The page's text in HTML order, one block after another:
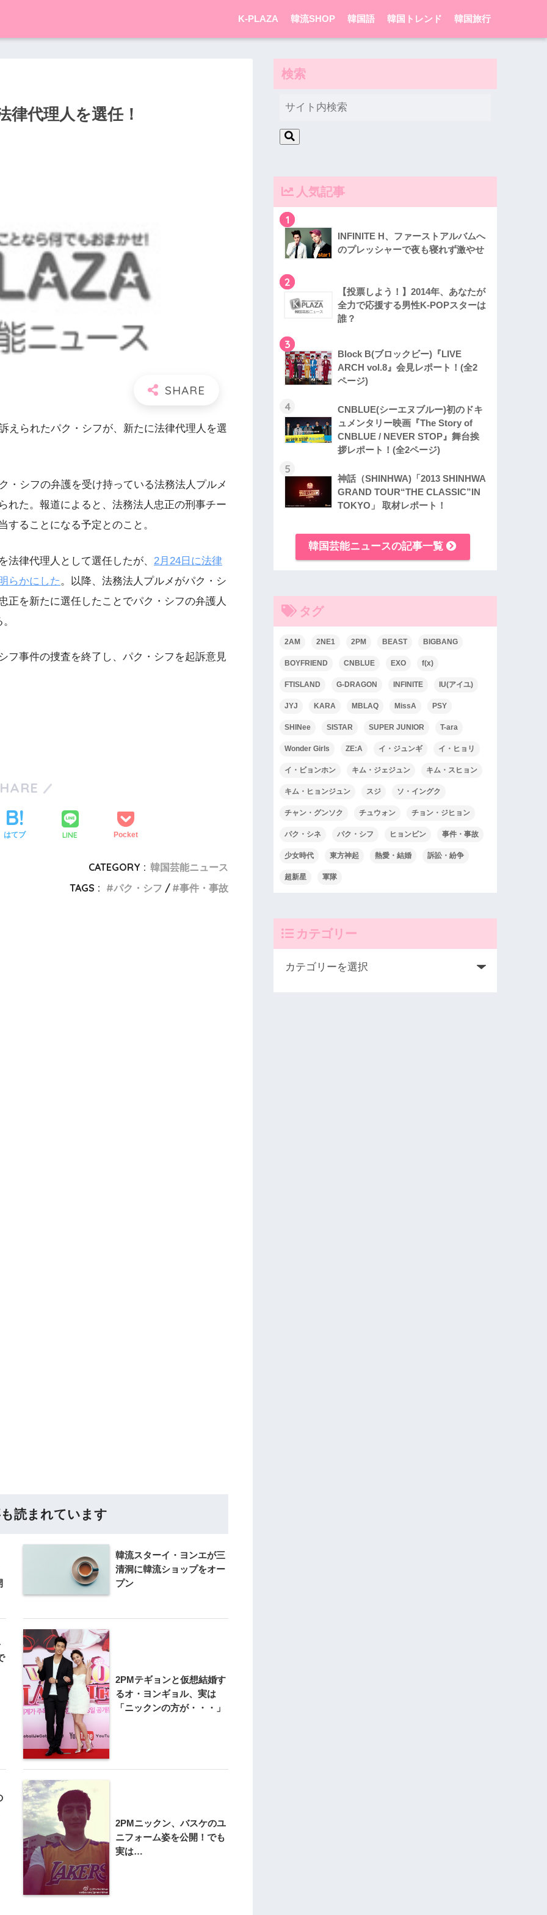
K-PLAZA 韓流SHOP 韓国語 韓国トレンド 韓国旅行
律代理人を選任！
えられたパク・シフが、新たに法律代理人を選
・シフの弁護を受け持っている法務法人プルメ
れた。報道によると、法務法人忠正の刑事チー
することになる予定とのこと。
律代理人として選任したが、 2月24日に法律
らかにした 。以降、法務法人プルメがパク・シ
正を新たに選任したことでパク・シフの弁護人
フ事件の捜査を終了し、パク・シフを起訴意見
はてブ LINE Pocket
CATEGORY : 韓国芸能ニュース
TAGS :
パク・シフ 事件・事故
読まれています
韓流スターイ・ヨンエが三
清洞に韓流ショップをオー
プン
2PMテギョンと仮想結婚す
るオ・ヨンギョル、実は
「ニックンの方が・・・」
2PMニックン、バスケのユ
ニフォーム姿を公開！でも
実は…
検索
人気記事
1
INFINITE H、ファーストアルバムへ
のプレッシャーで夜も寝れず激やせ
2
【投票しよう！】2014年、あなたが
全力で応援する男性K-POPスターは
誰？
3
Block B(ブロックビー)『LIVE
ARCH vol.8』会見レポート！(全2
ページ)
4
CNBLUE(シーエヌブルー)初のドキ
ュメンタリー映画『The Story of
CNBLUE / NEVER STOP』舞台挨
拶レポート！(全2ページ)
5
神話（SHINHWA)「2013 SHINHWA
GRAND TOUR“THE CLASSIC”IN
TOKYO」 取材レポート！
韓国芸能ニュースの記事一覧
タグ
2AM 2NE1 2PM BEAST BIGBANG
BOYFRIEND CNBLUE EXO f(x)
FTISLAND G-DRAGON INFINITE IU(アイユ)
JYJ KARA MBLAQ MissA PSY
SHINee SISTAR SUPER JUNIOR T-ara
Wonder Girls ZE:A イ・ジュンギ イ・ヒョリ
イ・ビョンホン キム・ジェジュン キム・スヒョン
キム・ヒョンジュン スジ ソ・イングク
チャン・グンソク チュウォン チョン・ジヒョン
パク・シネ パク・シフ ヒョンビン 事件・事故
少女時代 東方神起 熱愛・結婚 訴訟・紛争
超新星 軍隊
カテゴリー